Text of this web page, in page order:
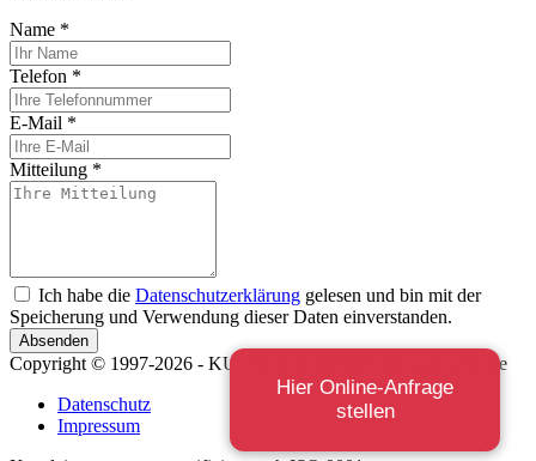
Name *
Telefon *
E-Mail *
Mitteilung *
Ich habe die Datenschutzerklärung gelesen und bin mit der
Speicherung und Verwendung dieser Daten einverstanden.
Absenden
Copyright © 1997-2026 - KUCKLICK dresdner-fachanwaelte.de
Datenschutz
Impressum
Hier Online-Anfrage
stellen